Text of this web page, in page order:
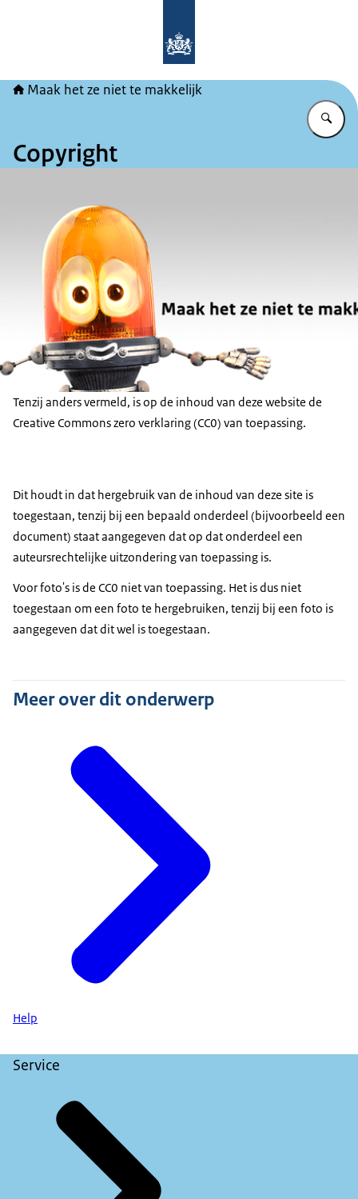
Maak het ze niet te makkelijk
Copyright
Tenzij anders vermeld, is op de inhoud van deze website de
Creative Commons zero verklaring (CC0) van toepassing.
Dit houdt in dat hergebruik van de inhoud van deze site is
toegestaan, tenzij bij een bepaald onderdeel (bijvoorbeeld een
document) staat aangegeven dat op dat onderdeel een
auteursrechtelijke uitzondering van toepassing is.
Voor foto's is de CC0 niet van toepassing. Het is dus niet
toegestaan om een foto te hergebruiken, tenzij bij een foto is
aangegeven dat dit wel is toegestaan.
Meer over dit onderwerp
Help
Service